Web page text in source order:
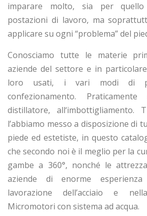
imparare molto, sia per
postazioni di lavoro, ma
applicare su ogni “problema” del
Conosciamo tutte le materie
aziende del settore e in
loro usati, i vari modi di
confezionamento.
distillatore, all‘imbottigliamento.
l’abbiamo messo a disposizione di
piede ed estetiste, in questo
che secondo noi è il meglio per la
gambe a 360°, nonché le
aziende di enorme
lavorazione dell’acciaio e
Micromotori con sistema ad acqua.